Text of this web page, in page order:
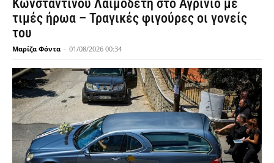
Κωνσταντίνου Λαιμοδέτη στο Αγρίνιο με
τιμές ήρωα – Τραγικές φιγούρες οι γονείς
του
Μαρίζα Φόντα - 01/08/2026 00:34